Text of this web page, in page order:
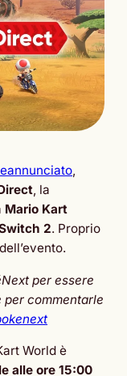
,
, la
Mario Kart
2. Proprio
dell’evento.
per essere
commentarle
World è
alle ore 15:00